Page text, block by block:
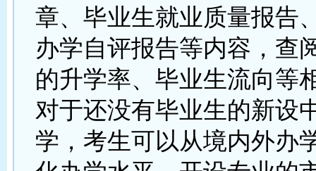
章、毕业生就业质量报告
办学自评报告等内容，查
的升学率、毕业生流向等
对于还没有毕业生的新设
学，考生可以从境内外办